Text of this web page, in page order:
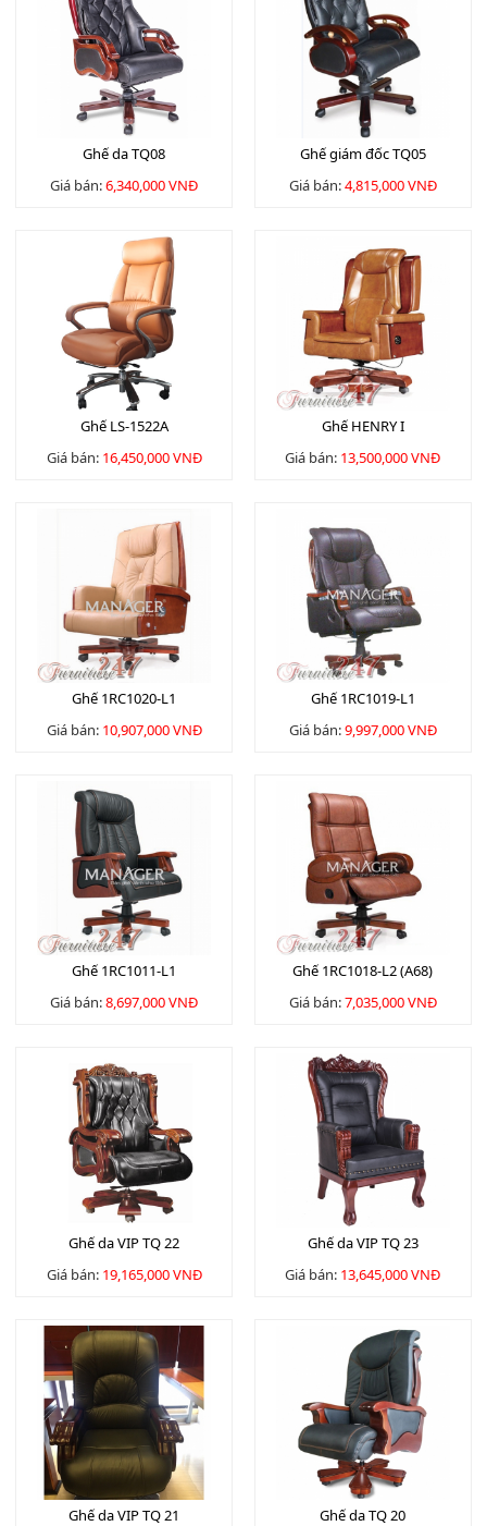
Ghế da TQ08
Giá bán:6,340,000 VNĐ
Ghế giám đốc TQ05
Giá bán:4,815,000 VNĐ
Ghế LS-1522A
Giá bán: 16,450,000 VNĐ
Ghế HENRY I
Giá bán: 13,500,000 VNĐ
Ghế 1RC1020-L1
Giá bán: 10,907,000 VNĐ
Ghế 1RC1019-L1
Giá bán:9,997,000 VNĐ
Ghế 1RC1011-L1
Giá bán:8,697,000 VNĐ
Ghế 1RC1018-L2 (A68)
Giá bán:7,035,000 VNĐ
Ghế da VIP TQ 22
Giá bán: 19,165,000 VNĐ
Ghế da VIP TQ 23
Giá bán: 13,645,000 VNĐ
Ghế da VIP TQ 21
Ghế da TQ 20